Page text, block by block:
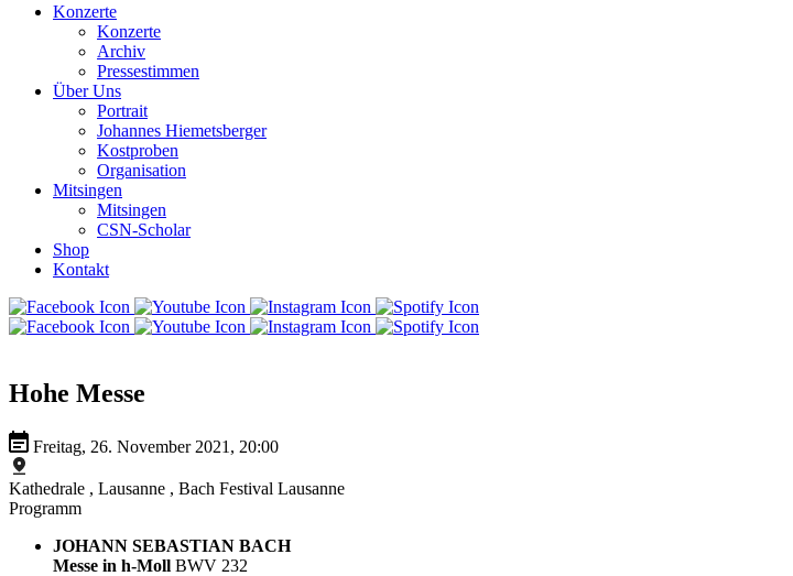
Konzerte
Konzerte
Archiv
Pressestimmen
Über Uns
Portrait
Johannes Hiemetsberger
Kostproben
Organisation
Mitsingen
Mitsingen
CSN-Scholar
Shop
Kontakt
Hohe Messe
Freitag, 26. November 2021, 20:00
Kathedrale , Lausanne , Bach Festival Lausanne
Programm
JOHANN SEBASTIAN BACH
Messe in h-Moll BWV 232